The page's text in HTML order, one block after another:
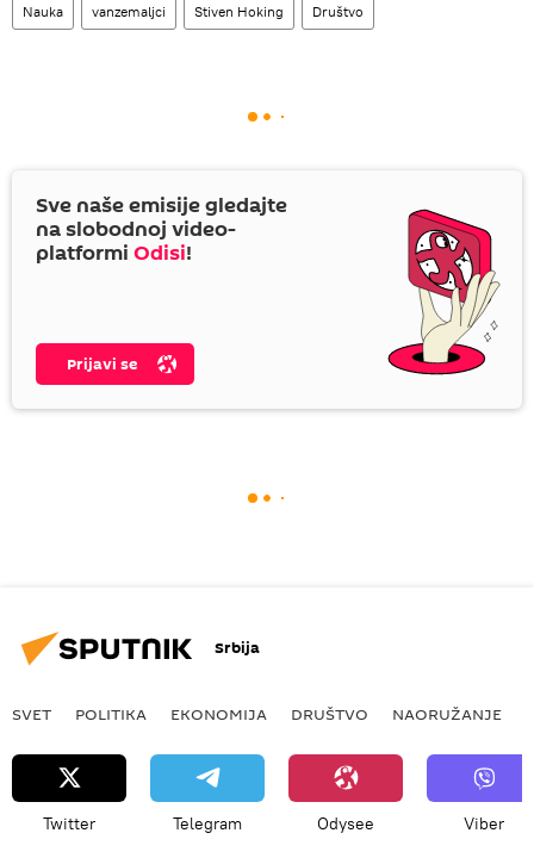
Nauka vanzemaljci Stiven Hoking Društvo
Sve naše emisije gledajte
na slobodnoj video-
platformi Odisi!
Prijavi se
Srbija
SVET POLITIKA EKONOMIJA DRUŠTVO NAORUŽANJE
Twitter Telegram Odysee Viber